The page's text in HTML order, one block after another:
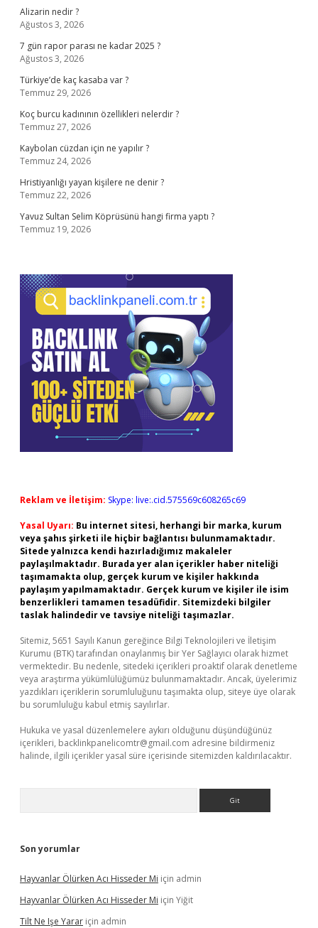
Alizarin nedir ?
Ağustos 3, 2026
7 gün rapor parası ne kadar 2025 ?
Ağustos 3, 2026
Türkiye’de kaç kasaba var ?
Temmuz 29, 2026
Koç burcu kadınının özellikleri nelerdir ?
Temmuz 27, 2026
Kaybolan cüzdan için ne yapılır ?
Temmuz 24, 2026
Hristiyanlığı yayan kişilere ne denir ?
Temmuz 22, 2026
Yavuz Sultan Selim Köprüsünü hangi firma yaptı ?
Temmuz 19, 2026
Reklam ve İletişim: Skype: live:.cid.575569c608265c69
Yasal Uyarı: Bu internet sitesi, herhangi bir marka, kurum
veya şahıs şirketi ile hiçbir bağlantısı bulunmamaktadır.
Sitede yalnızca kendi hazırladığımız makaleler
paylaşılmaktadır. Burada yer alan içerikler haber niteliği
taşımamakta olup, gerçek kurum ve kişiler hakkında
paylaşım yapılmamaktadır. Gerçek kurum ve kişiler ile isim
benzerlikleri tamamen tesadüfidir. Sitemizdeki bilgiler
taslak halindedir ve tavsiye niteliği taşımazlar.
Sitemiz, 5651 Sayılı Kanun gereğince Bilgi Teknolojileri ve İletişim
Kurumu (BTK) tarafından onaylanmış bir Yer Sağlayıcı olarak hizmet
vermektedir. Bu nedenle, sitedeki içerikleri proaktif olarak denetleme
veya araştırma yükümlülüğümüz bulunmamaktadır. Ancak, üyelerimiz
yazdıkları içeriklerin sorumluluğunu taşımakta olup, siteye üye olarak
bu sorumluluğu kabul etmiş sayılırlar.
Hukuka ve yasal düzenlemelere aykırı olduğunu düşündüğünüz
içerikleri, backlinkpanelicomtr@gmail.com adresine bildirmeniz
halinde, ilgili içerikler yasal süre içerisinde sitemizden kaldırılacaktır.
Son yorumlar
Hayvanlar Ölürken Acı Hisseder Mi için admin
Hayvanlar Ölürken Acı Hisseder Mi için Yiğit
Tilt Ne Işe Yarar için admin